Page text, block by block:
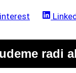
Share
radi